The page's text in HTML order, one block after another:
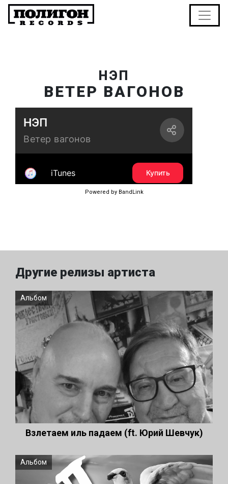
НЭП
ВЕТЕР ВАГОНОВ
Powered by BandLink
Другие релизы артиста
Альбом
Взлетаем иль падаем (ft. Юрий Шевчук)
Альбом